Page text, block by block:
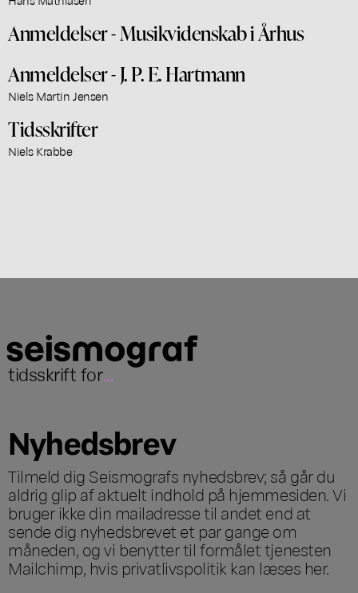
Anmeldelser - Musikvidenskab i Århus
Anmeldelser - J. P. E. Hartmann
Niels Martin Jensen
Tidsskrifter
Niels Krabbe
tidsskrift for...
Nyhedsbrev
Tilmeld dig Seismografs nyhedsbrev; så går du
aldrig glip af aktuelt indhold på hjemmesiden. Vi
bruger ikke din mailadresse til andet end at
sende dig nyhedsbrevet et par gange om
måneden, og vi benytter til formålet tjenesten
Mailchimp, hvis privatlivspolitik kan læses her.